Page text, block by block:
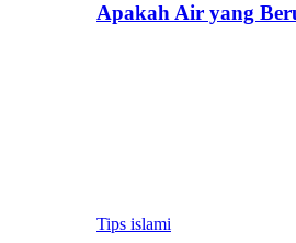
Apakah Air yang
Tips islami